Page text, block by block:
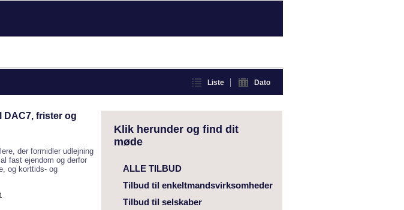
Liste Dato
DAC7, frister og
der formidler udlejning
fast ejendom og derfor
og korttids- og
Klik herunder og find dit
møde
ALLE TILBUD
Tilbud til enkeltmandsvirksomheder
Tilbud til selskaber